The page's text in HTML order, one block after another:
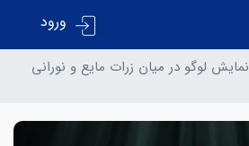
ورود
نمایش لوگو در میان زرات مایع و نورانی